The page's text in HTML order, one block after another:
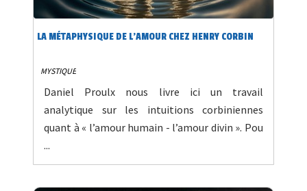
LA MÉTAPHYSIQUE DE L’AMOUR CHEZ HENRY CORBIN
MYSTIQUE
Daniel Proulx nous livre ici un travail
analytique sur les intuitions corbiniennes
quant à « l’amour humain - l’amour divin ». Pou
...